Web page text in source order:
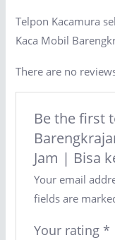
Telpon Kacamura
Kaca Mobil
There are no
Be the first
Jam | Bisa
Your email
fields are
Your rating *